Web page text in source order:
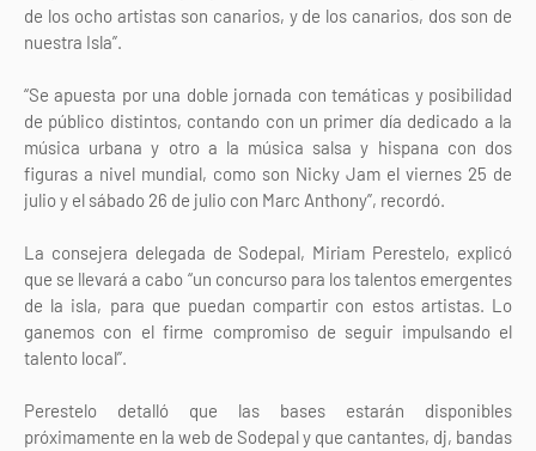
de los ocho artistas son canarios, y de los canarios, dos son de
nuestra Isla”.
“Se apuesta por una doble jornada con temáticas y posibilidad
de público distintos, contando con un primer día dedicado a la
música urbana y otro a la música salsa y hispana con dos
figuras a nivel mundial, como son Nicky Jam el viernes 25 de
julio y el sábado 26 de julio con Marc Anthony”, recordó.
La consejera delegada de Sodepal, Miriam Perestelo, explicó
que se llevará a cabo “un concurso para los talentos emergentes
de la isla, para que puedan compartir con estos artistas. Lo
ganemos con el firme compromiso de seguir impulsando el
talento local”.
Perestelo detalló que las bases estarán disponibles
próximamente en la web de Sodepal y que cantantes, dj, bandas